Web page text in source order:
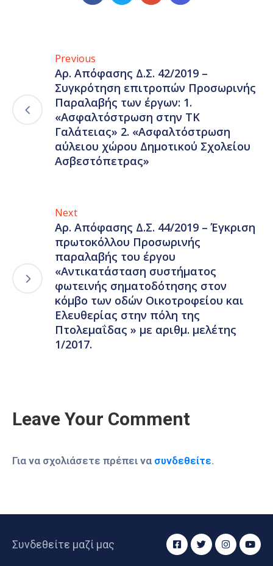
Previous
Αρ. Απόφασης Δ.Σ. 42/2019 –
Συγκρότηση επιτροπών Προσωρινής
Παραλαβής των έργων: 1.
«Ασφαλτόστρωση στην ΤΚ
Γαλάτειας» 2. «Ασφαλτόστρωση
αύλειου χώρου Δημοτικού Σχολείου
Ασβεστόπετρας»
Next
Αρ. Απόφασης Δ.Σ. 44/2019 – Έγκριση
πρωτοκόλλου Προσωρινής
παραλαβής του έργου
«Αντικατάσταση συστήματος
φωτεινής σηματοδότησης στον
κόμβο των οδών Οικοτροφείου και
Ελευθερίας στην πόλη της
Πτολεμαΐδας » με αριθμ. μελέτης
1/2017.
Leave Your Comment
Για να σχολιάσετε πρέπει να συνδεθείτε.
Συνδεθείτε μαζί μας